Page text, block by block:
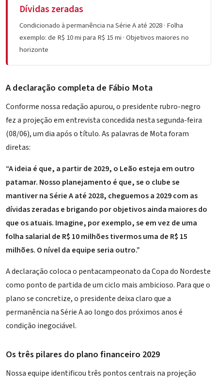
Dívidas zeradas
Condicionado à permanência na Série A até 2028 · Folha
exemplo: de R$ 10 mi para R$ 15 mi · Objetivos maiores no
horizonte
A declaração completa de Fábio Mota
Conforme nossa redação apurou, o presidente rubro-negro
fez a projeção em entrevista concedida nesta segunda-feira
(08/06), um dia após o título. As palavras de Mota foram
diretas:
“A ideia é que, a partir de 2029, o Leão esteja em outro
patamar. Nosso planejamento é que, se o clube se
mantiver na Série A até 2028, cheguemos a 2029 com as
dívidas zeradas e brigando por objetivos ainda maiores do
que os atuais. Imagine, por exemplo, se em vez de uma
folha salarial de R$ 10 milhões tivermos uma de R$ 15
milhões. O nível da equipe seria outro.”
A declaração coloca o pentacampeonato da Copa do Nordeste
como ponto de partida de um ciclo mais ambicioso. Para que o
plano se concretize, o presidente deixa claro que a
permanência naSérie Aao longo dos próximos anos é
condição inegociável.
Os três pilares do plano financeiro 2029
Nossa equipe identificou três pontos centrais na projeção